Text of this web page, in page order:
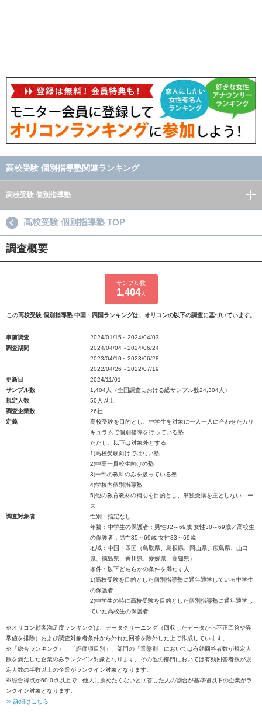
高校受験 個別指導塾関連ランキング
高校受験 個別指導塾
高校受験 個別指導塾 TOP
調査概要
サンプル数
1,404人
この高校受験 個別指導塾 中国・四国ランキングは、オリコンの以下の調査に基づいています。
事前調査
2024/01/15～2024/04/03
調査期間
2024/04/04～2024/06/24
2023/04/10～2023/06/28
2022/04/26～2022/07/19
更新日
2024/11/01
サンプル数
1,404人（全国調査における総サンプル数24,304人）
規定人数
50人以上
調査企業数
26社
定義
高校受験を目的とし、中学生を対象に一人一人に合わせたカリ
キュラムで個別指導を行っている塾
ただし、以下は対象外とする
1)高校受験向けではない塾
2)中高一貫校生向けの塾
3)一部の教科のみを扱っている塾
4)学校内個別指導塾
5)他の教育教材の補助を目的とし、単独受講を主としないコー
ス
調査対象者
性別：指定なし
年齢：中学生の保護者：男性32～69歳 女性30～69歳／高校生
の保護者：男性35～69歳 女性33～69歳
地域：中国・四国（鳥取県、島根県、岡山県、広島県、山口
県、徳島県、香川県、愛媛県、高知県）
条件：以下どちらかの条件を満たす人
1)高校受験を目的とした個別指導塾に通年通学している中学生
の保護者
2)中学生の時に高校受験を目的とした個別指導塾に通年通学し
ていた高校生の保護者
※オリコン顧客満足度ランキングは、データクリーニング（回収したデータから不正回答や異
常値を排除）および調査対象者条件から外れた回答を除外した上で作成しています。
※「総合ランキング」、「評価項目別」、部門の「業態別」においては有効回答者数が規定人
数を満たした企業のみランクイン対象となります。その他の部門においては有効回答者数が規
定人数の半数以上の企業がランクイン対象となります。
※総合得点が60.0点以上で、他人に薦めたくないと回答した人の割合が基準値以下の企業がラ
ンクイン対象となります。
≫ 詳細はこちら